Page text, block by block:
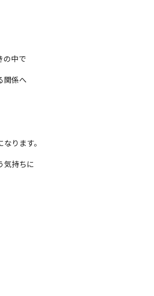
の中で
関係へ
ります。
気持ちに